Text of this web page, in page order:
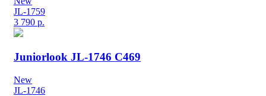
JL-1759
3 790 р.
Juniorlook JL-1746 C469
New
JL-1746